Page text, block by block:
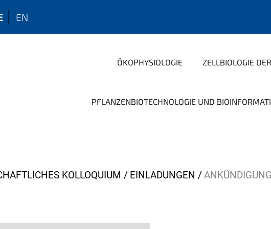
EN
ÖKOPHYSIOLOGIE ZELLBIOLOGIE
PFLANZENBIOTECHNOLOGIE UND
KOLLOQUIUM EINLADUNGEN